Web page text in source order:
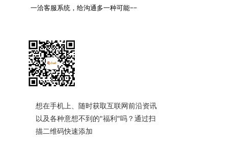
一洽客服系统，给沟通多一种可能~~
想在手机上、随时获取互联网前沿资讯
以及各种意想不到的"福利"吗？通过扫
描二维码快速添加